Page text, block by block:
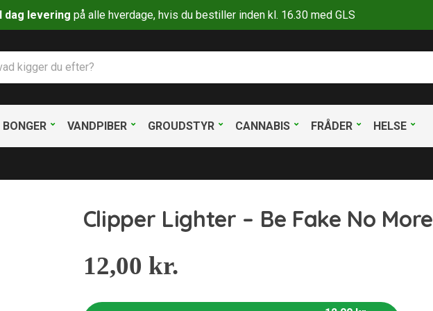
dag levering på alle hverdage, hvis du bestiller inden kl. 16.30 med GLS
BONGER VANDPIBER GROUDSTYR CANNABIS FRÅDER HELSE
Clipper Lighter – Be Fake No More
12,00 kr.